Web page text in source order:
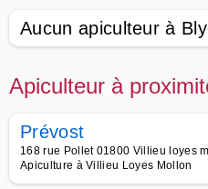
Aucun apiculteur à
Apiculteur à
Prévost
168 rue Pollet 01800 Villieu loyes
Apiculture à Villieu Loyes Mollon